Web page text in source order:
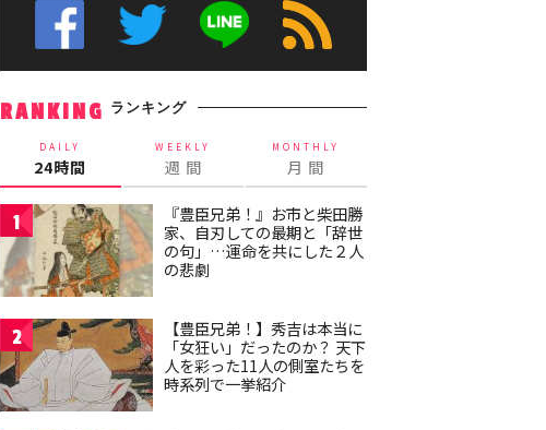
RANKING ランキング
DAILY
24時間
WEEKLY
週 間
MONTHLY
月 間
1
『豊臣兄弟！』お市と柴田勝
家、自刃しての最期と「辞世
の句」…運命を共にした２人
の悲劇
2
【豊臣兄弟！】秀吉は本当に
「女狂い」だったのか？ 天下
人を彩った11人の側室たちを
時系列で一挙紹介